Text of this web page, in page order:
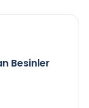
Besinler